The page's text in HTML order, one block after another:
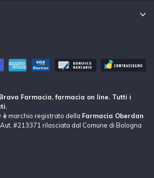
Farmacia, farmacia on line. Tutti i
è marchio registrato della Farmacia Oberdan
Aut. #213371 rilasciata dal Comune di Bologna